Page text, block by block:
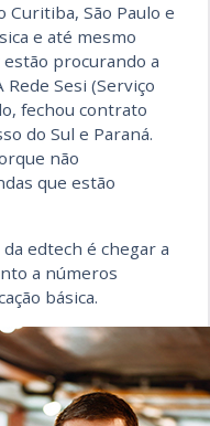
Curitiba, São Paulo e
e até mesmo
procurando a
Sesi (Serviço
fechou contrato
do Sul e Paraná.
não
que estão
edtech é chegar a
a números
básica.